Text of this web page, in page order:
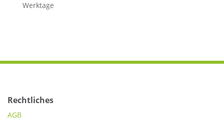
Werktage
Rechtliches
AGB